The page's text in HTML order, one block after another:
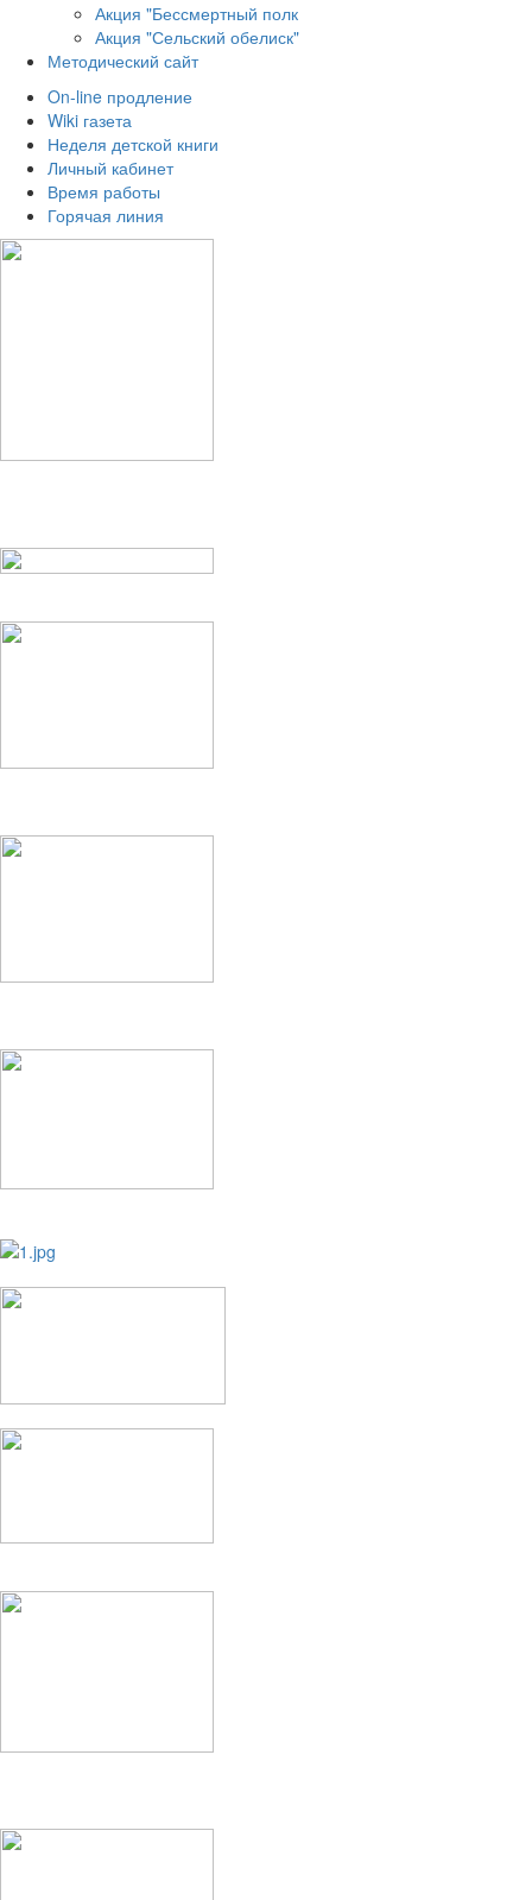
Акция "Бессмертный полк
Акция "Сельский обелиск"
Методический сайт
On-line продление
Wiki газета
Неделя детской книги
Личный кабинет
Время работы
Горячая линия